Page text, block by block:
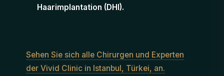
Haarimplantation (DHI).
Sehen Sie sich alle Chirurgen und Experten
der Vivid Clinic in Istanbul, Türkei, an.